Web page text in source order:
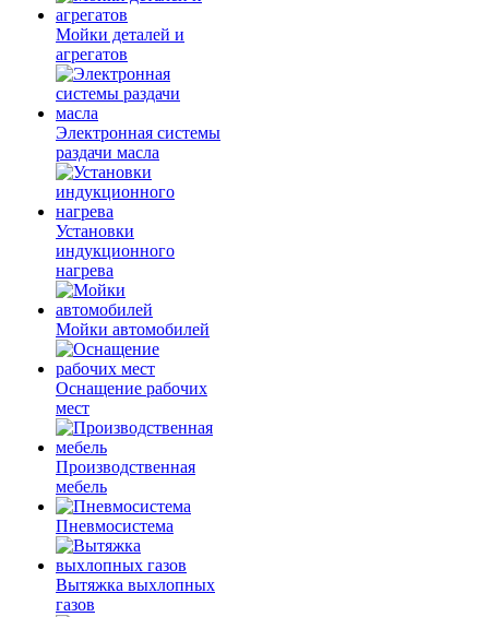
Мойки деталей и
агрегатов
Электронная системы
раздачи масла
Установки
индукционного
нагрева
Мойки автомобилей
Оснащение рабочих
мест
Производственная
мебель
Пневмосистема
Вытяжка выхлопных
газов